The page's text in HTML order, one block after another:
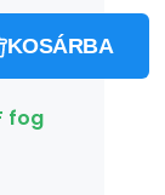
KOSÁRBA
fog